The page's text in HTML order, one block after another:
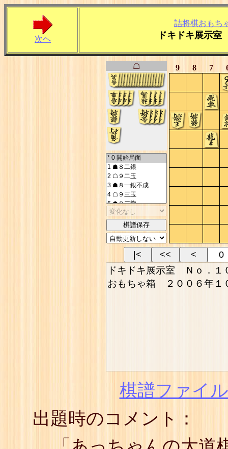
次ヘ
詰将棋おもち
ドキドキ展示
☖
棋譜保存
9 8 7
|< << <
棋譜ファイ
出題時のコメント：